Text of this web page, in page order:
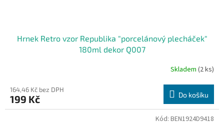
Hrnek Retro vzor Republika "porcelánový plecháček"
180ml dekor Q007
Skladem (2 ks)
164,46 Kč bez DPH
199 Kč Do košíku
Kód: BEN1924D9418